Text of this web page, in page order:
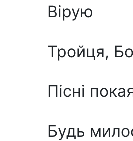
Вірую
Тройця,
Пicнi
Будь